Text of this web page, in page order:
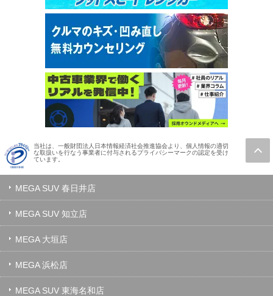
当社は、一般財団法人日本情報経済社会推進協会より、個人情報の適切
な取扱いを行なう事業者に付与されるプライバシーマークの認定を受け
ています。
MEGA SUV 春日井店
MEGA SUV 知立店
MEGA 大垣店
MEGA 浜松店
MEGA SUV 東海名和店